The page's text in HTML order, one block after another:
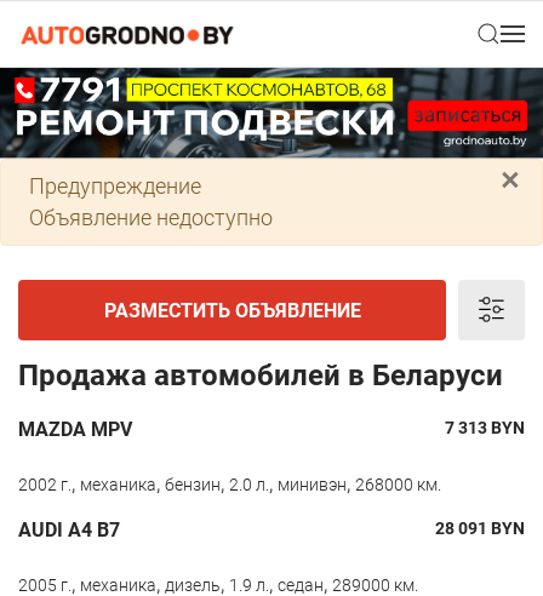
×
Предупреждение
Объявление недоступно
РАЗМЕСТИТЬ ОБЪЯВЛЕНИЕ
Продажа автомобилей в Беларуси
MAZDA MPV 7 313BYN
2002 г., механика, бензин, 2.0 л., минивэн, 268000 км.
AUDI A4 B7 28 091 BYN
2005 г., механика, дизель, 1.9 л., седан, 289000 км.